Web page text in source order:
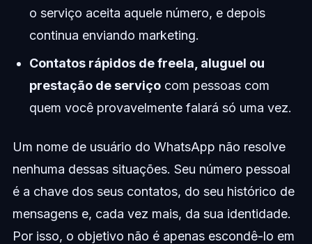
o serviço aceita aquele número, e depois
continua enviando marketing.
Contatos rápidos de freela, aluguel ou
prestação de serviçocom pessoas com
quem você provavelmente falará só uma vez.
Um nome de usuário do WhatsApp não resolve
nenhuma dessas situações. Seu número pessoal
é a chave dos seus contatos, do seu histórico de
mensagens e, cada vez mais, da sua identidade.
Por isso, o objetivo não é apenas escondê-lo em